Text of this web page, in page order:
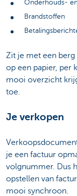
Onderhouds-
Brandstoffen
Zit je met een
op een papier, per
mooi overzicht
toe.
Je verkopen
je een factuur
volgnummer. Dus
opstellen van
mooi synchroon.